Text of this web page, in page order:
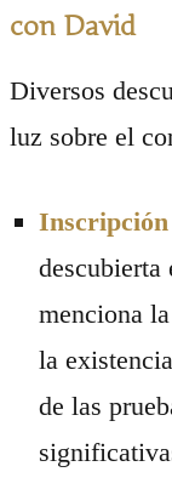
con David
Diversos
luz sobre el
Inscripción
descubierta
menciona
la
de las